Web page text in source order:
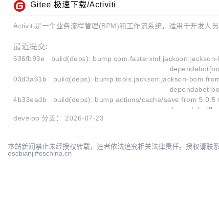
Gitee 极速下载/Activiti
Activiti是一个业务流程管理(BPM)和工作流系统，适用于开发人
最近提交:
636fb93e
build(deps): bump
03d3a61b
build(deps): bump tools.jackson:jackson-bom
4b33eadb
build(deps): bump actions/cache/save from 5.0.5
develop 分支：
2026-07-23
本站新闻禁止未经授权转载，违者依法追究相关法律责任。授权请联
oscbianji#oschina.cn